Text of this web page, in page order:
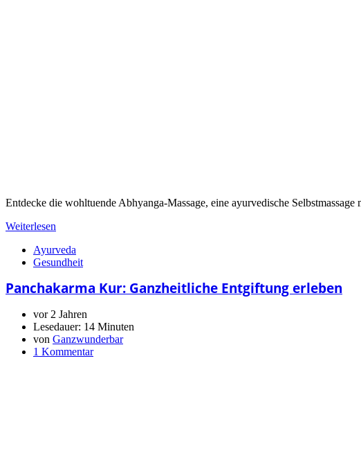
Entdecke die wohltuende Abhyanga-Massage, eine ayurvedische
Weiterlesen
Ayurveda
Gesundheit
Panchakarma Kur: Ganzheitliche Entgiftung erleben
vor 2 Jahren
Lesedauer: 14 Minuten
von Ganzwunderbar
1 Kommentar